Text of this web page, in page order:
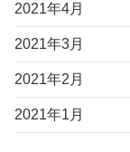
2021年4月
2021年3月
2021年2月
2021年1月